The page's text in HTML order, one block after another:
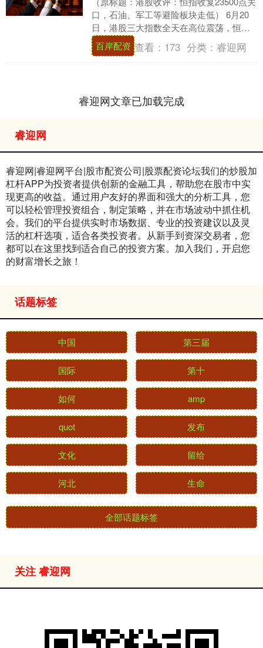
口，石油、军工等避险板块走低） 6月20
日，港股三大指数全天在高位震荡，恒生
指数涨1.26%收复23500点关口，且止....
百岸配资 查看： 173 分类：睿迎网
睿迎网文章已加载完成
睿迎网
睿迎网|睿迎网平台|股市配资公司|股票配资论坛我们的炒股加
杠杆APP为投资者提供创新的金融工具，帮助您在股市中实
现更高的收益。通过用户友好的界面和强大的分析工具，您
可以轻松管理投资组合，制定策略，并在市场波动中抓住机
会。我们的平台提供实时市场数据、专业的投资建议以及灵
活的杠杆选项，适合各类投资者。从新手到资深交易者，您
都可以在这里找到适合自己的投资方案。加入我们，开启您
的财富增长之旅！
话题标签
中国 第三届
国际 第十
如何 amp
quot 发布
文化 留给
河北 生命
全部话题标签
关注 睿迎网